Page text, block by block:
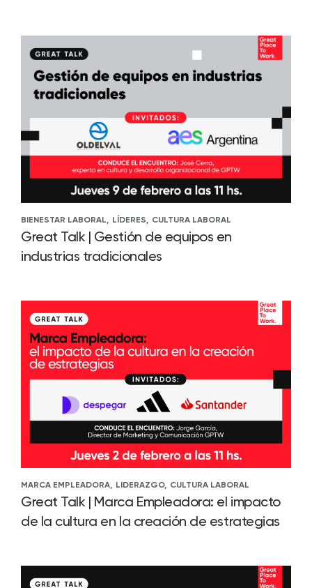
BIENESTAR LABORAL, LÍDERES, CULTURA LABORAL
Great Talk | Gestión de equipos en
industrias tradicionales
MARCA EMPLEADORA, LIDERAZGO, CULTURA LABORAL
Great Talk | Marca Empleadora: el impacto
de la cultura en la creación de estrategias